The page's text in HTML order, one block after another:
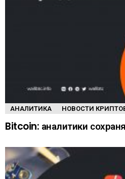
АНАЛИТИКА НОВОСТИ
Bitcoin: аналитики